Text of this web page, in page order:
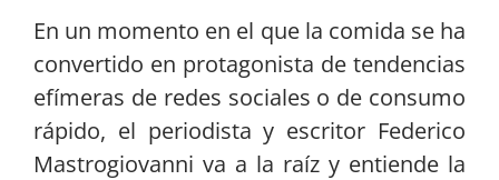
En un momento en el que la comida se ha
convertido en protagonista de tendencias
efímeras de redes sociales o de consumo
rápido, el periodista y escritor Federico
Mastrogiovanni va a la raíz y entiende la